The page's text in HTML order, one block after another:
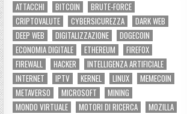
ATTACCHI BITCOIN
BRUTE-FORCE
CRIPTOVALUTE
CYBERSICUREZZA
DARK WEB
DEEP WEB
DIGITALIZZAZIONE
DOGECOIN
ECONOMIA DIGITALE
ETHEREUM
FIREFOX
FIREWALL
HACKER
INTELLIGENZA ARTIFICIALE
INTERNET
IPTV KERNEL LINUX
MEMECOIN
METAVERSO
MICROSOFT
MINING
MONDO VIRTUALE
MOTORI DI RICERCA
MOZILLA